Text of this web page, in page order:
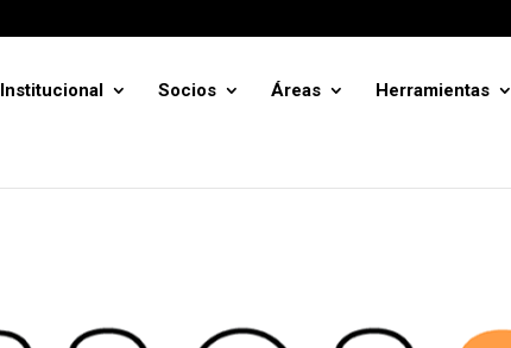
Institucional Socios Áreas Herramientas